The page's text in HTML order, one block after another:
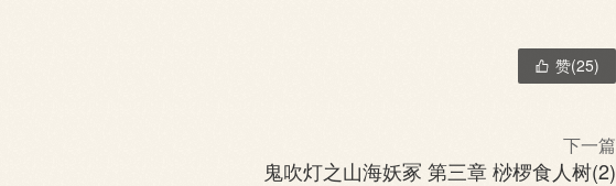
 赞(25)
下一篇
鬼吹灯之山海妖冢 第三章 桫椤食人树(2)